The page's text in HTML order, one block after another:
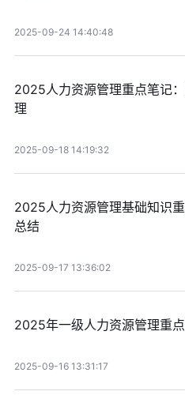
2025-09-24 14:40:48
2025人力资源管理重点笔记
理
2025-09-18 14:19:32
2025人力资源管理基础知识
总结
2025-09-17 13:36:02
2025年一级人力资源管理重
2025-09-16 13:31:17